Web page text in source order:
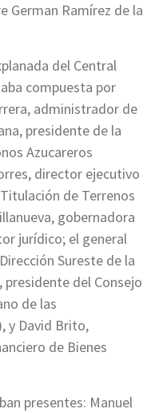
German Ramírez de la
del Central
compuesta por
administrador de
presidente de la
Azucareros
director ejecutivo
de Terrenos
gobernadora
jurídico; el general
Sureste de la
presidente del Consejo
de las
y David Brito,
de Bienes
presentes: Manuel